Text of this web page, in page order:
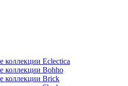
коллекции Eclectica
коллекции Bohho
коллекции Brick